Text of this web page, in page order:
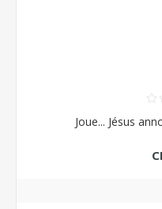
Joue... Jésus